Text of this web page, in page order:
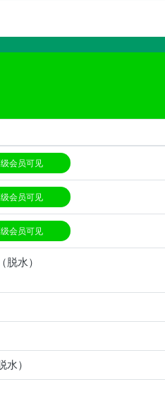
会员可见
会员可见
会员可见
脱水）
水）